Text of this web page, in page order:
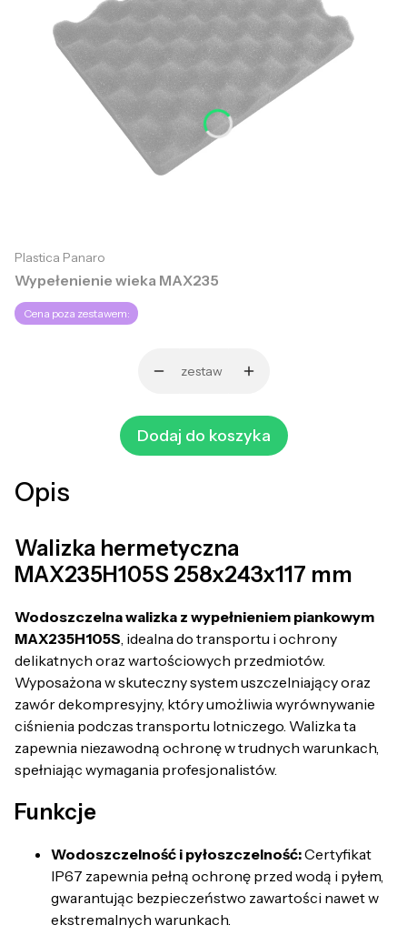
Plastica Panaro
Wypełenienie wieka MAX235
Cena poza zestawem:
zestaw
Dodaj do koszyka
Opis
Walizka hermetyczna
MAX235H105S 258x243x117 mm
Wodoszczelna walizka z wypełnieniem piankowym
MAX235H105S, idealna do transportu i ochrony
delikatnych oraz wartościowych przedmiotów.
Wyposażona w skuteczny system uszczelniający oraz
zawór dekompresyjny, który umożliwia wyrównywanie
ciśnienia podczas transportu lotniczego. Walizka ta
zapewnia niezawodną ochronę w trudnych warunkach,
spełniając wymagania profesjonalistów.
Funkcje
Wodoszczelność i pyłoszczelność:Certyfikat
IP67 zapewnia pełną ochronę przed wodą i pyłem,
gwarantując bezpieczeństwo zawartości nawet w
ekstremalnych warunkach.